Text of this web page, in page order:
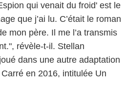
qui venait du froid' est le
que j’ai lu. C’était le roman
mon père. Il me l’a transmis
révèle-t-il. Stellan
dans une autre adaptation
en 2016, intitulée Un